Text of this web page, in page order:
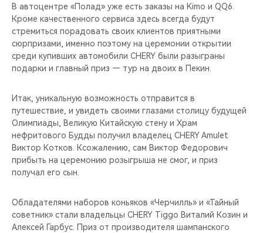
В автоцентре «Полад» уже есть заказы на Kimo и QQ6.
Кроме качественного сервиса здесь всегда будут
стремиться порадовать своих клиентов приятными
сюрпризами, именно поэтому на церемонии открытии
среди купивших автомобили CHERY были разыграны
подарки и главный приз — тур на двоих в Пекин.
Итак, уникальную возможность отправится в
путешествие, и увидеть своими глазами столицу будущей
Олимпиады, Великую Китайскую стену и Храм
нефритового Будды получил владелец CHERY Amulet
Виктор Котков. Ксожалению, сам Виктор Федорович
прибыть на церемонию розыгрыша не смог, и приз
получал его сын.
Обладателями наборов коньяков «Черчилль» и «Тайный
советник» стали владельцы CHERY Tiggo Виталий Козин и
Алексей Гарбус. Приз от производителя шампанского